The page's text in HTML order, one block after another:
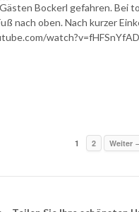
Bockerl gefahren. Bei
nach oben. Nach kurzer
1 2 Weiter